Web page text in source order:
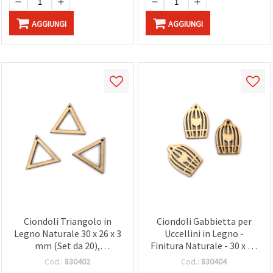
AGGIUNGI AGGIUNGI
Ciondoli Triangolo in
Legno Naturale 30 x 26 x 3
mm (Set da 20),
Bigiotteria, Scrapbooking
Cod.: 830402
Ciondoli Gabbietta per
Uccellini in Legno -
Finitura Naturale - 30 x 20
x 3 mm, Set da 20 - Ideali,
Cod.: 830404